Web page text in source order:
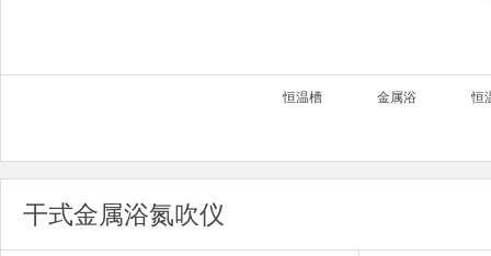
恒温槽 金属浴 恒
干式金属浴氮吹仪